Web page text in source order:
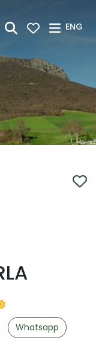
ENG
Whatsapp